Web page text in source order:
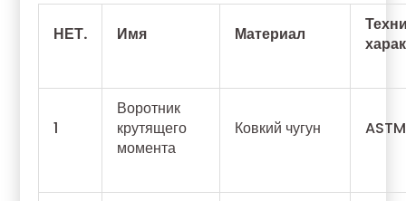
НЕТ. Имя Материал
1
Воротник
крутящего
момента
Ковкий чугун